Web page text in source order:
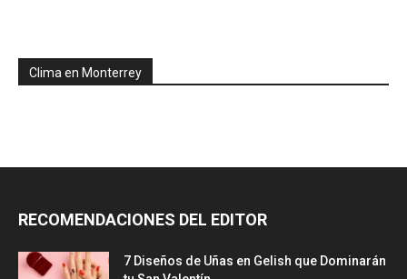
Clima en Monterrey
RECOMENDACIONES DEL EDITOR
7 Diseños de Uñas en Gelish que Dominarán